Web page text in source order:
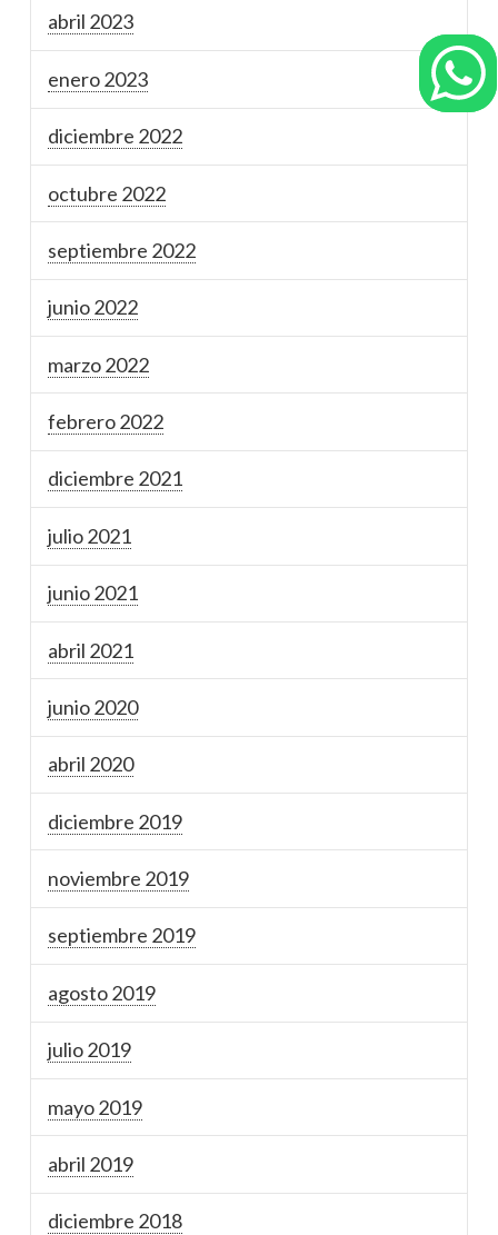
abril 2023
enero 2023
diciembre 2022
octubre 2022
septiembre 2022
junio 2022
marzo 2022
febrero 2022
diciembre 2021
julio 2021
junio 2021
abril 2021
junio 2020
abril 2020
diciembre 2019
noviembre 2019
septiembre 2019
agosto 2019
julio 2019
mayo 2019
abril 2019
diciembre 2018